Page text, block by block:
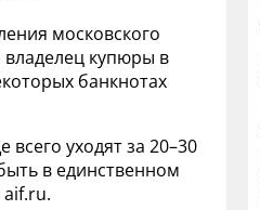
московского
купюры в
банкнотах
уходят за 20–30
в единственном
aif.ru.